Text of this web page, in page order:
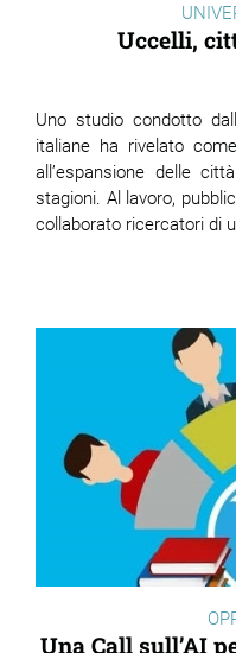
Uccelli,
Uno studio condotto
italiane ha rivelato
all’espansione delle
stagioni. Al lavoro,
collaborato ricercatori di
Una Call sull’AI